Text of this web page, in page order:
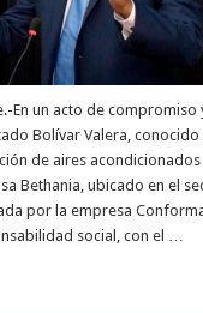
Adultos
Mayores
En un acto de
Bolívar Valera, conocido
de aires
Bethania, ubicado en el
por la empresa
social, con el …